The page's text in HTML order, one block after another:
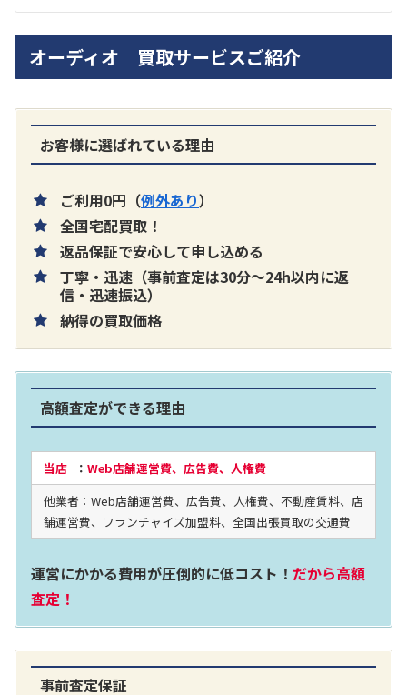
買取価格：お問合せください
SONY
片耳巻き取りイヤホン内蔵ラジオ SRF-
2024年12月更新 オーディオ買取価格
LUXKIT
オーディオ 買取サービスご紹介
お客様に選ばれている理由
ご利用0円（例外あり）
全国宅配買取！
返品保証で安心して申し込める
丁寧・迅速（事前査定は30分～24h以内に返
信・迅速振込）
納得の買取価格
高額査定ができる理由
当店： Web店舗運営費、広告費、人権費
他業者：Web店舗運営費、広告費、人権費、不動産賃料、店
舗運営費、フランチャイズ加盟料、全国出張買取の交通費
運営にかかる費用が圧倒的に低コスト！ だから高額
査定！
事前査定保証